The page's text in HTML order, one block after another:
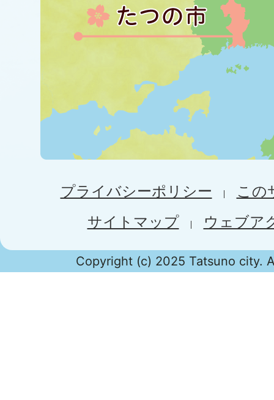
プライバシーポリシー
この
サイトマップ
ウェブア
Copyright (c) 2025 Tatsuno city.